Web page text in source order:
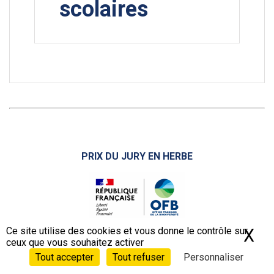
scolaires
PRIX DU JURY EN HERBE
Remis par le Jury en Herbe et l’OFB, le prix doté de 2 000€
est décerné à :
Ce site utilise des cookies et vous donne le contrôle sur
ceux que vous souhaitez activer
Tout accepter
Tout refuser Personnaliser
X